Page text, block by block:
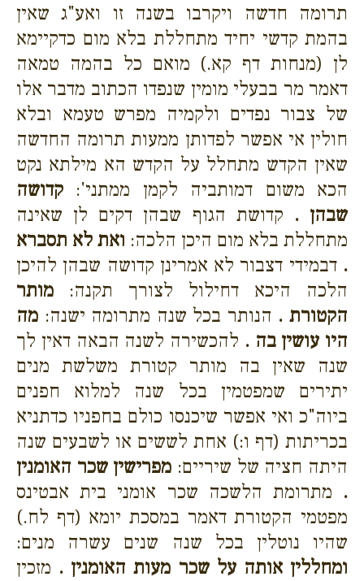
תרומה חדשה ויקרבו בשנה זו ואע"ג שאין
בהמת קדשי יחיד מתחללת בלא מום כדקיימא
לן (מנחות דף קא.) מואם כל בהמה טמאה
דאמר מר בבעלי מומין שנפדו הכתוב מדבר אלו
של צבור נפדים ולקמיה מפרש טעמא ובלא
חולין אי אפשר לפדותן ממעות תרומה החדשה
שאין הקדש מתחלל על הקדש הא מילתא נקט
הכא משום דמותביה לקמן ממתני': קדושה
שבהן . קדושת הגוף שבהן דקים לן שאינה
מתחללת בלא מום היכן הלכה: ואת לא תסברא
. דבמידי דצבור לא אמרינן קדושה שבהן להיכן
הלכה היכא דחילול לצורך תקנה: מותר
הקטורת . הנותר בכל שנה מתרומה ישנה: מה
היו עושין בה . להכשירה לשנה הבאה דאין לך
שנה שאין בה מותר קטורת משלשת מנים
יתירים שמפטמין בכל שנה למלוא חפנים
ביוה"כ ואי אפשר שיכנסו כולם בחפניו כדתניא
בכריתות (דף ו:) אחת לששים או לשבעים שנה
היתה חציה של שיריים: מפרישין שכר האומנין
. מתרומת הלשכה שכר אומני בית אבטינס
מפטמי הקטורת דאמר במסכת יומא (דף לח.)
שהיו נוטלין בכל שנה שנים עשרה מנים:
ומחללין אותה על שכר מעות האומנין . מזכין